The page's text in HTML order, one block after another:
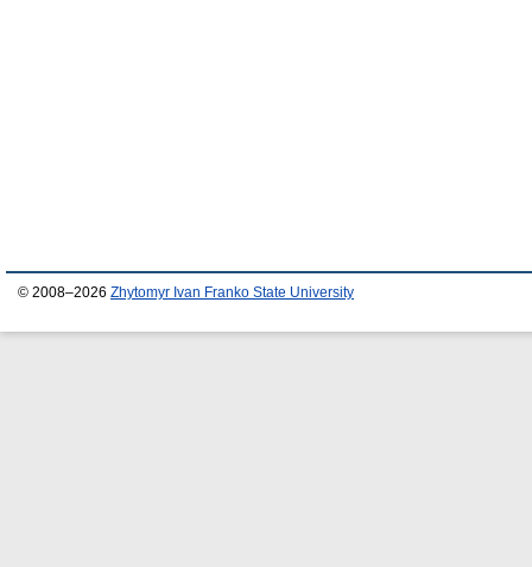
© 2008–2026 Zhytomyr Ivan Franko State University